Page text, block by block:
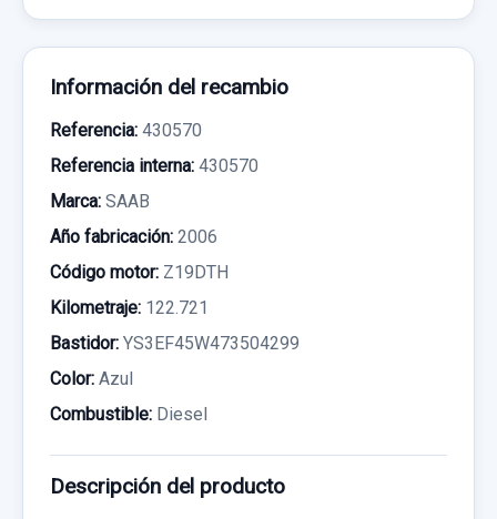
Información del recambio
Referencia: 430570
Referencia interna: 430570
Marca: SAAB
Año fabricación: 2006
Código motor: Z19DTH
Kilometraje: 122.721
Bastidor: YS3EF45W473504299
Color: Azul
Combustible: Diesel
Descripción del producto